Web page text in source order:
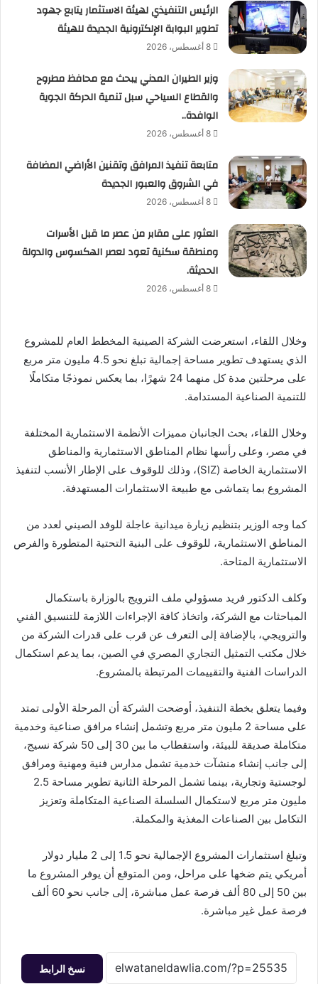
الرئيس التنفيذي لهيئة الاستثمار يتابع جهود
تطوير البوابة الإلكترونية الجديدة للهيئة
8 أغسطس، 2026
وزير الطيران المدني يبحث مع محافظ مطروح
والقطاع السياحي سبل تنمية الحركة الجوية
الوافدة..
8 أغسطس، 2026
متابعة تنفيذ المرافق وتقنين الأراضي المضافة
في الشروق والعبور الجديدة
8 أغسطس، 2026
العثور على مقابر من عصر ما قبل الأسرات
ومنطقة سكنية تعود لعصر الهكسوس والدولة
الحديثة.
8 أغسطس، 2026
وخلال اللقاء، استعرضت الشركة الصينية المخطط العام للمشروع
الذي يستهدف تطوير مساحة إجمالية تبلغ نحو 4.5 مليون متر مربع
على مرحلتين مدة كل منهما 24 شهرًا، بما يعكس نموذجًا متكاملًا
للتنمية الصناعية المستدامة.
وخلال اللقاء، بحث الجانبان مميزات الأنظمة الاستثمارية المختلفة
في مصر، وعلى رأسها نظام المناطق الاستثمارية والمناطق
الاستثمارية الخاصة (SIZ)، وذلك للوقوف على الإطار الأنسب لتنفيذ
المشروع بما يتماشى مع طبيعة الاستثمارات المستهدفة.
كما وجه الوزير بتنظيم زيارة ميدانية عاجلة للوفد الصيني لعدد من
المناطق الاستثمارية، للوقوف على البنية التحتية المتطورة والفرص
الاستثمارية المتاحة.
وكلف الدكتور فريد مسؤولي ملف الترويج بالوزارة باستكمال
المباحثات مع الشركة، واتخاذ كافة الإجراءات اللازمة للتنسيق الفني
والترويجي، بالإضافة إلى التعرف عن قرب على قدرات الشركة من
خلال مكتب التمثيل التجاري المصري في الصين، بما يدعم استكمال
الدراسات الفنية والتقييمات المرتبطة بالمشروع.
وفيما يتعلق بخطة التنفيذ، أوضحت الشركة أن المرحلة الأولى تمتد
على مساحة 2 مليون متر مربع وتشمل إنشاء مرافق صناعية وخدمية
متكاملة صديقة للبيئة، واستقطاب ما بين 30 إلى 50 شركة نسيج،
إلى جانب إنشاء منشآت خدمية تشمل مدارس فنية ومهنية ومرافق
لوجستية وتجارية، بينما تشمل المرحلة الثانية تطوير مساحة 2.5
مليون متر مربع لاستكمال السلسلة الصناعية المتكاملة وتعزيز
التكامل بين الصناعات المغذية والمكملة.
وتبلغ استثمارات المشروع الإجمالية نحو 1.5 إلى 2 مليار دولار
أمريكي يتم ضخها على مراحل، ومن المتوقع أن يوفر المشروع ما
بين 50 إلى 80 ألف فرصة عمل مباشرة، إلى جانب نحو 60 ألف
فرصة عمل غير مباشرة.
نسخ الرابط